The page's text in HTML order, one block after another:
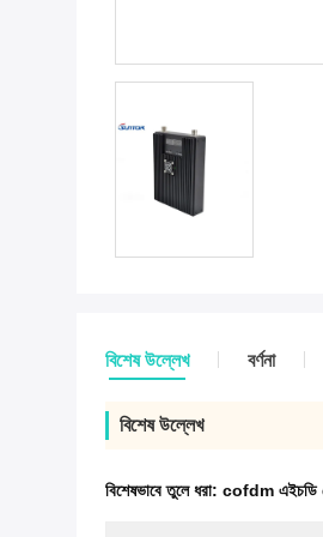
বিশেষ উল্লেখ বর্ণনা
বিশেষ উল্লেখ
বিশেষভাবে তুলে ধরা: cofdm এইচডি